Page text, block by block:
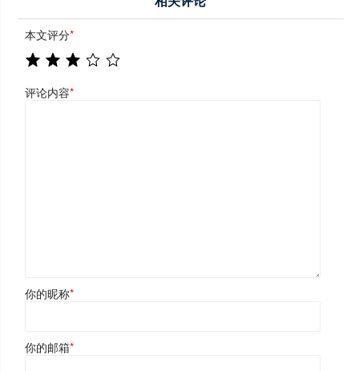
本文评分*
评论内容*
你的昵称*
你的邮箱*